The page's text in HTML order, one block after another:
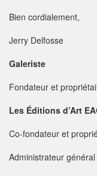
Bien cordialement,
Jerry Delfosse
Galeriste
Fondateur et
Les Éditions d’Art
Co-fondateur et
Administrateur général